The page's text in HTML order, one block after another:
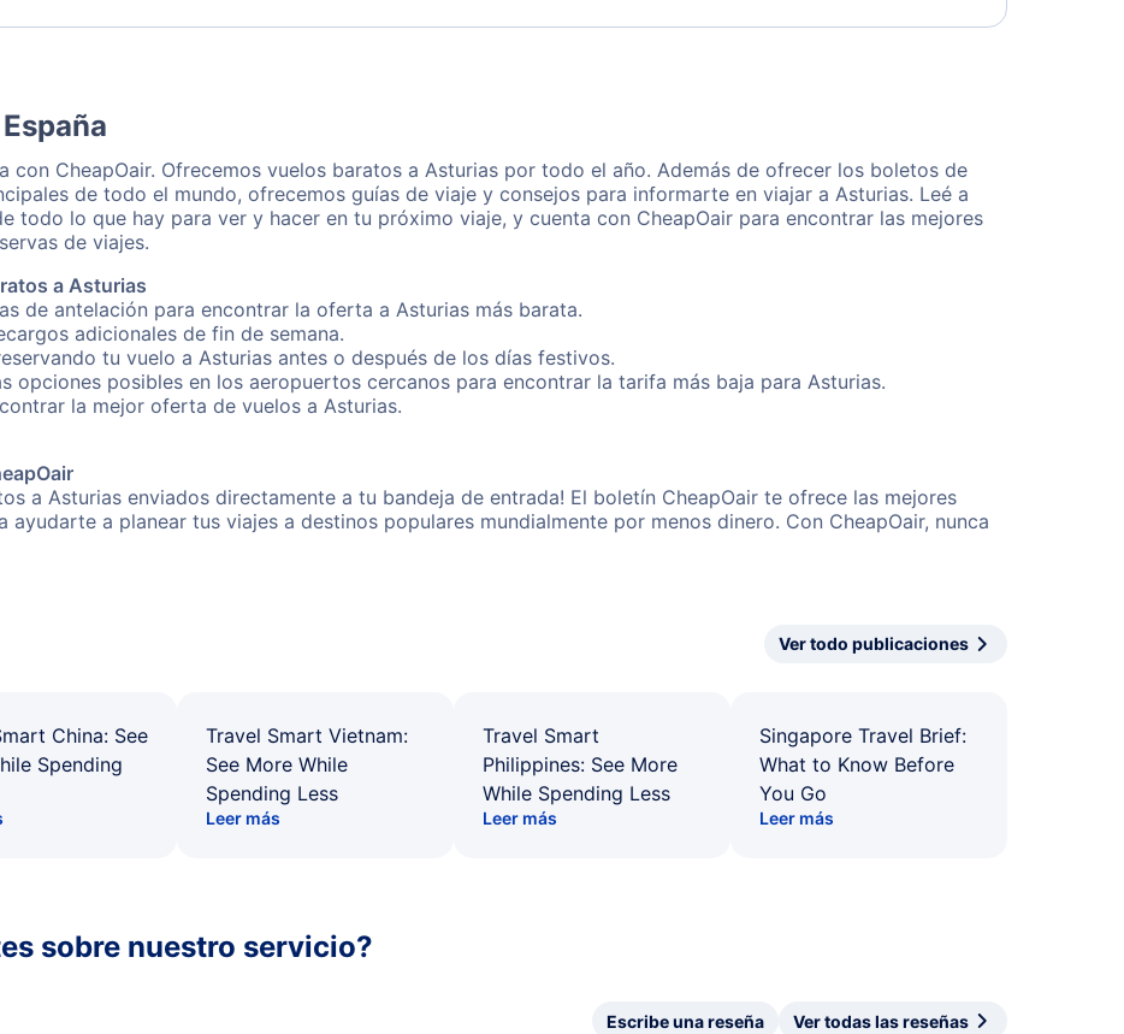
con CheapOair. Ofrecemos vuelos baratos a Asturias por todo el año. Además de ofrecer los boletos de
de todo el mundo, ofrecemos guías de viaje y consejos para informarte en viajar a Asturias. Leé a
todo lo que hay para ver y hacer en tu próximo viaje, y cuenta con CheapOair para encontrar las mejores
de viajes.
a Asturias
de antelación para encontrar la oferta a Asturias más barata.
adicionales de fin de semana.
tu vuelo a Asturias antes o después de los días festivos.
opciones posibles en los aeropuertos cercanos para encontrar la tarifa más baja para Asturias.
la mejor oferta de vuelos a Asturias.
a Asturias enviados directamente a tu bandeja de entrada! El boletín CheapOair te ofrece las mejores
a planear tus viajes a destinos populares mundialmente por menos dinero. Con CheapOair, nunca
Ver todo publicaciones
China: See
Spending
Travel Smart Vietnam:
See More While
Spending Less
Leer más
Travel Smart
Philippines: See More
While Spending Less
Leer más
Singapore Travel Brief:
What to Know Before
You Go
Leer más
sobre nuestro servicio?
Escribe una reseña Ver todas las reseñas